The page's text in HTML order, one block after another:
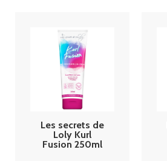
Les secrets de
Loly Kurl
Fusion 250ml